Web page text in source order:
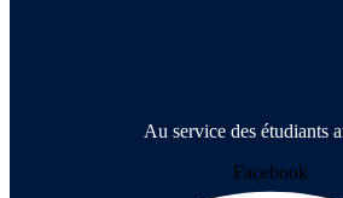
Au service des étudiants
Facebook